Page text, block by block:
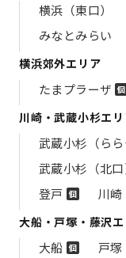
横浜（東口）
みなとみらい
横浜郊外エリア
たまプラーザ 個
川崎・武蔵小杉エ
武蔵小杉（らら
武蔵小杉（北口
登戸 個 川崎
大船・戸塚・藤沢
大船 個 戸塚